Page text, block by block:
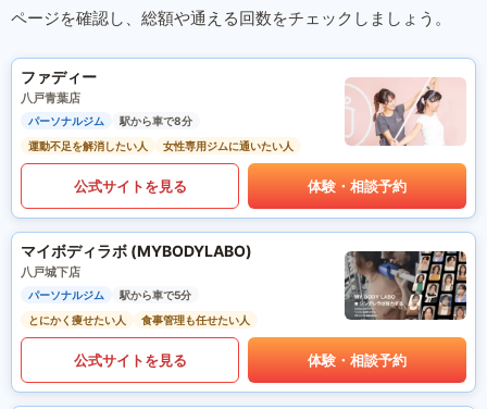
ページを確認し、総額や通える回数をチェックしましょう。
ファディー
八戸青葉店
パーソナルジム
駅から車で8分
運動不足を解消したい人
女性専用ジムに通いたい人
公式サイトを見る 体験・相談予約
マイボディラボ (MYBODYLABO)
八戸城下店
パーソナルジム
駅から車で5分
とにかく痩せたい人
食事管理も任せたい人
公式サイトを見る 体験・相談予約